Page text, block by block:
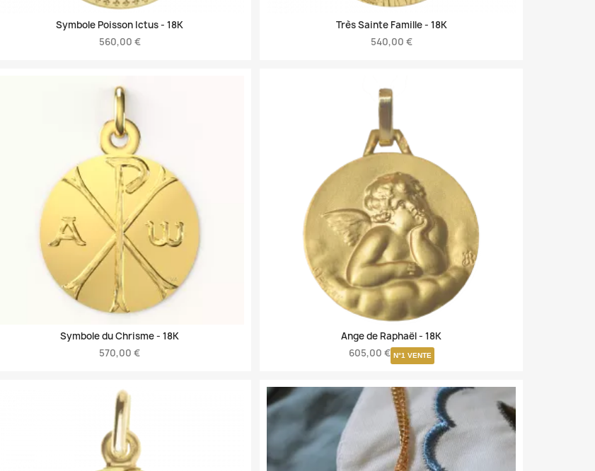
Symbole Poisson Ictus - 18K
560,00 €
Très Sainte Famille - 18K
540,00 €
Symbole du Chrisme - 18K
570,00 €
Ange de Raphaël - 18K
605,00 € N°1 VENTE